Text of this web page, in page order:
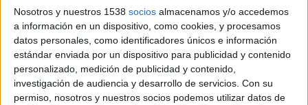
Nosotros y nuestros 1538 socios almacenamos y/o accedemos
a información en un dispositivo, como cookies, y procesamos
datos personales, como identificadores únicos e información
estándar enviada por un dispositivo para publicidad y contenido
personalizado, medición de publicidad y contenido,
investigación de audiencia y desarrollo de servicios. Con su
permiso, nosotros y nuestros socios podemos utilizar datos de
compra el pasado 12 de abril del 100% de
Recoletos por parte del Grupo Unedisa.
Licenciado en Ciencias Políticas y Sociología, De
Vicente ha desarrollado toda su trayectoria
profesional dentro del área de medios de